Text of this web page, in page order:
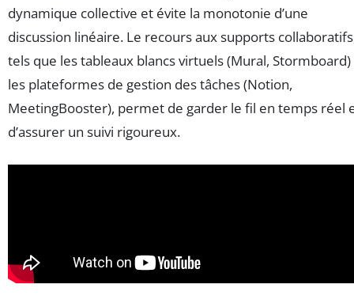
dynamique collective et évite la monotonie d’une
discussion linéaire. Le recours aux supports
tels que les tableaux blancs virtuels (Mural,
les plateformes de gestion des tâches (Notion,
MeetingBooster), permet de garder le fil en temps réel
d’assurer un suivi rigoureux.